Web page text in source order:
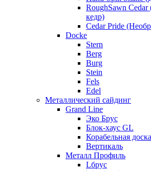
RoughSawn
кедр)
Cedar Pride
Docke
Stern
Berg
Burg
Stein
Fels
Edel
Металлический сайдинг
Grand Line
Эко Брус
Блок-хаус GL
Корабельная доска
Вертикаль
Металл Профиль
Lбрус